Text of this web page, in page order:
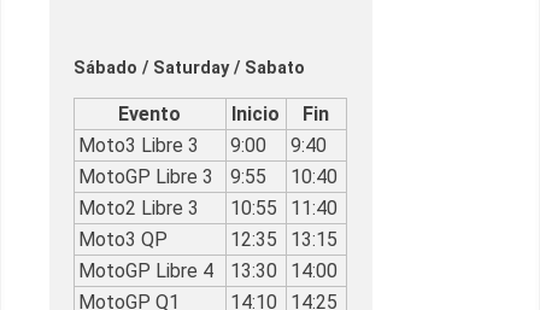
Sábado / Saturday / Sabato
Evento Inicio
Fin
Moto3 Libre 3
9:00
9:40
MotoGP Libre 3
9:55
10:40
Moto2 Libre 3
10:55
11:40
Moto3 QP
12:35
13:15
MotoGP Libre 4
13:30
14:00
MotoGP Q1
14:10
14:25